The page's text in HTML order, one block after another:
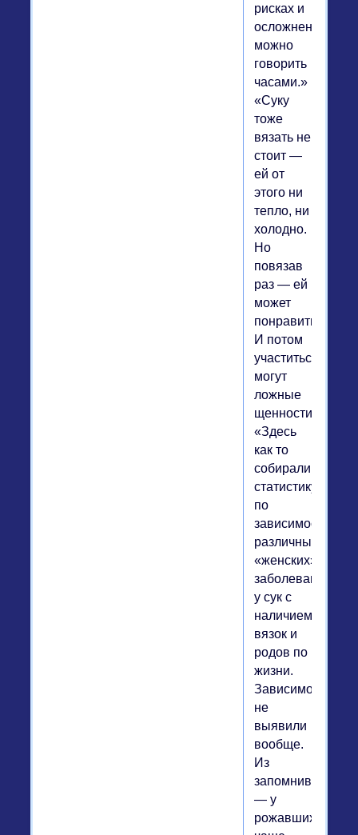
рисках и
осложнениях
можно
говорить
часами.»
«Суку
тоже
вязать не
стоит —
ей от
этого ни
тепло, ни
холодно.
Но
повязав
раз — ей
может
понравиться))
И потом
участиться
могут
ложные
щенности((»
«Здесь
как то
собирали
статистику
по
зависимости
различных
«женских»
заболеваний
у сук с
наличием
вязок и
родов по
жизни.
Зависимость
не
выявили
вообще.
Из
запомнившегося
— у
рожавших